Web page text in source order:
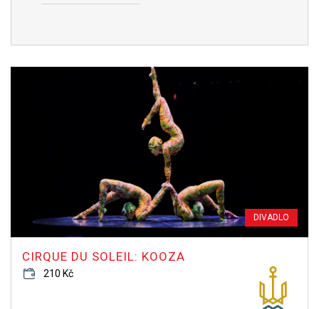
DIVADLO
CIRQUE DU SOLEIL: KOOZA
210 Kč